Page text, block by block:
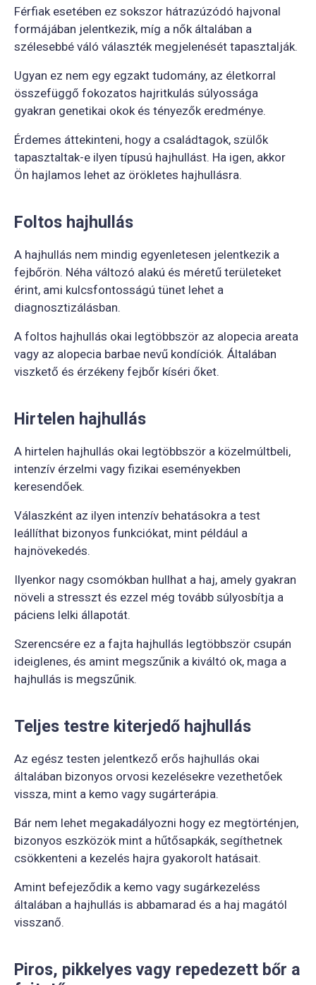
Férfiak esetében ez sokszor hátrazúzódó hajvonal
formájában jelentkezik, míg a nők általában a
szélesebbé váló választék megjelenését tapasztalják.
Ugyan ez nem egy egzakt tudomány, az életkorral
összefüggő fokozatos hajritkulás súlyossága
gyakran genetikai okok és tényezők eredménye.
Érdemes áttekinteni, hogy a családtagok, szülők
tapasztaltak-e ilyen típusú hajhullást. Ha igen, akkor
Ön hajlamos lehet az örökletes hajhullásra.
Foltos hajhullás
A hajhullás nem mindig egyenletesen jelentkezik a
fejbőrön. Néha változó alakú és méretű területeket
érint, ami kulcsfontosságú tünet lehet a
diagnosztizálásban.
A foltos hajhullás okai legtöbbször az alopecia areata
vagy az alopecia barbae nevű kondíciók. Általában
viszkető és érzékeny fejbőr kíséri őket.
Hirtelen hajhullás
A hirtelen hajhullás okai legtöbbször a közelmúltbeli,
intenzív érzelmi vagy fizikai eseményekben
keresendőek.
Válaszként az ilyen intenzív behatásokra a test
leállíthat bizonyos funkciókat, mint például a
hajnövekedés.
Ilyenkor nagy csomókban hullhat a haj, amely gyakran
növeli a stresszt és ezzel még tovább súlyosbítja a
páciens lelki állapotát.
Szerencsére ez a fajta hajhullás legtöbbször csupán
ideiglenes, és amint megszűnik a kiváltó ok, maga a
hajhullás is megszűnik.
Teljes testre kiterjedő hajhullás
Az egész testen jelentkező erős hajhullás okai
általában bizonyos orvosi kezelésekre vezethetőek
vissza, mint a kemo vagy sugárterápia.
Bár nem lehet megakadályozni hogy ez megtörténjen,
bizonyos eszközök mint a hűtősapkák, segíthetnek
csökkenteni a kezelés hajra gyakorolt hatásait.
Amint befejeződik a kemo vagy sugárkezeléss
általában a hajhullás is abbamarad és a haj magától
visszanő.
Piros, pikkelyes vagy repedezett bőr a